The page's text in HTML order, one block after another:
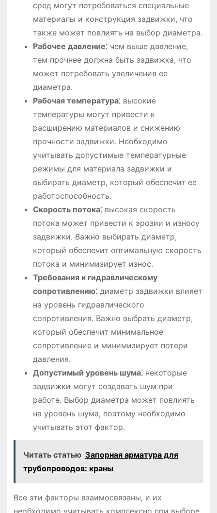
сред могут потребоваться специальные
материалы и конструкция задвижки, что
также может повлиять на выбор диаметра.
Рабочее давление⁚чем выше давление,
тем прочнее должна быть задвижка, что
может потребовать увеличения ее
диаметра.
Рабочая температура⁚высокие
температуры могут привести к
расширению материалов и снижению
прочности задвижки. Необходимо
учитывать допустимые температурные
режимы для материала задвижки и
выбирать диаметр, который обеспечит ее
работоспособность.
Скорость потока⁚высокая скорость
потока может привести к эрозии и износу
задвижки. Важно выбирать диаметр,
который обеспечит оптимальную скорость
потока и минимизирует износ.
Требования к гидравлическому
сопротивлению⁚диаметр задвижки влияет
на уровень гидравлического
сопротивления. Важно выбрать диаметр,
который обеспечит минимальное
сопротивление и минимизирует потери
давления.
Допустимый уровень шума⁚некоторые
задвижки могут создавать шум при
работе. Выбор диаметра может повлиять
на уровень шума, поэтому необходимо
учитывать этот фактор.
Читать статью Запорная арматура для
трубопроводов: краны
Все эти факторы взаимосвязаны, и их
необходимо учитывать комплексно при выборе